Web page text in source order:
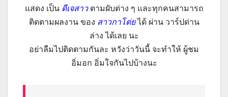
แสดง เป็นดีเจสาว ตามผับต่าง ๆ และทุกคนสามารถ
ติดตามผลงาน ของ สาวกาโต่ย ได้ ผ่าน วาร์ปด่าน
ล่าง ได้เลย นะ
อย่าลืมไปติดตามกันละ หวังว่าวันนี้ จะทำให้ ผู้ชม
อิ่มอก อิ่มใจกันไปบ้างนะ